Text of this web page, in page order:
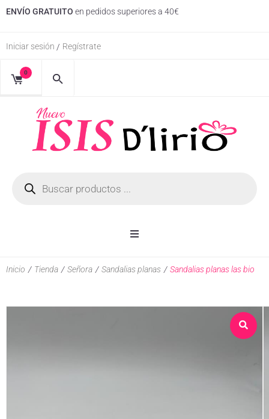
ENVÍO GRATUITO en pedidos superiores a 40€
Iniciar sesión / Regístrate
0
Inicio
Inicio / Tienda / Señora / Sandalias planas / Sandalias planas las bio